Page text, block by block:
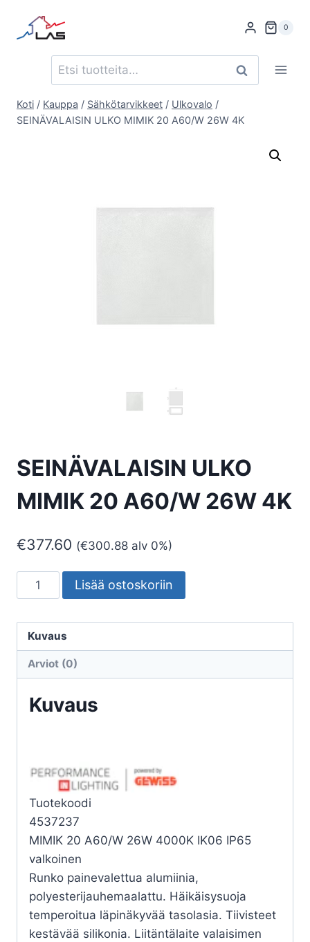
sisältöön
0
Etsi: Haku
Koti / Kauppa / Sähkötarvikkeet / Ulkovalo /
SEINÄVALAISIN ULKO MIMIK 20 A60/W 26W 4K
SEINÄVALAISIN ULKO
MIMIK 20 A60/W 26W 4K
€377.60 (€300.88 alv 0%)
SEINÄVALAISIN
ULKO
20
A60/W
määrä
Lisää ostoskoriin
Kuvaus
Arviot (0)
Kuvaus
Tuotekoodi
4537237
MIMIK 20 A60/W 26W 4000K IK06 IP65
valkoinen
Runko painevalettua alumiinia,
polyesterijauhemaalattu. Häikäisysuoja
temperoitua läpinäkyvää tasolasia. Tiivisteet
kestävää silikonia. Liitäntälaite valaisimen